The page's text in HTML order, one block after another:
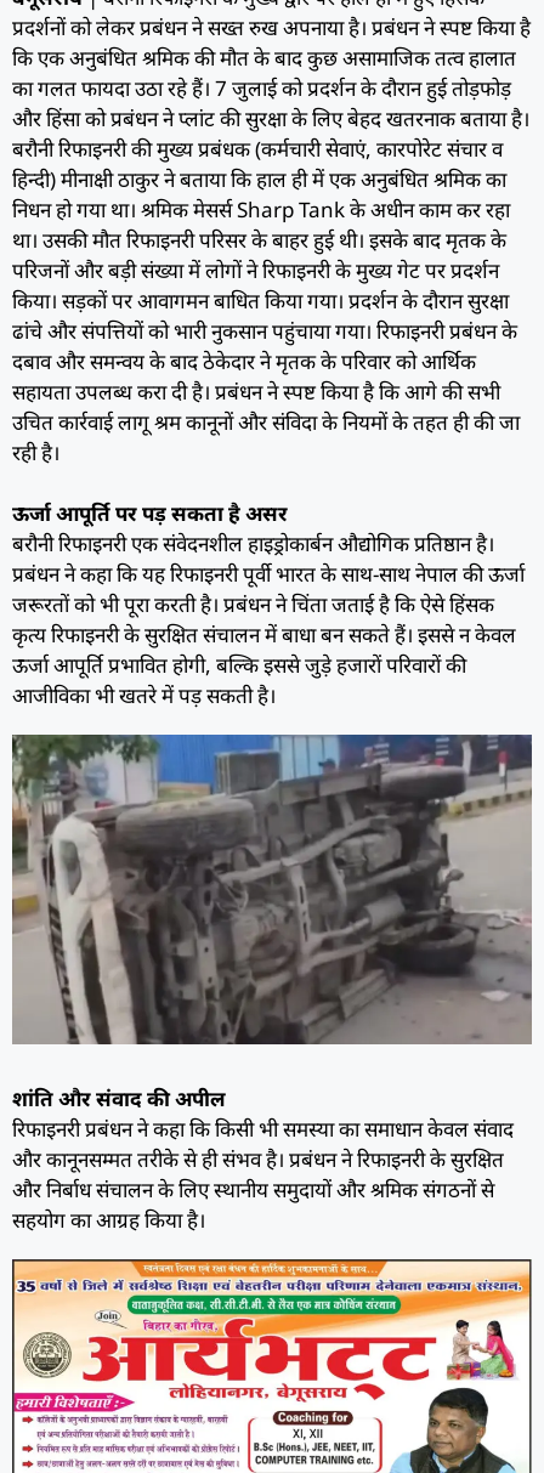
प्रदर्शनों को लेकर प्रबंधन ने सख्त रुख अपनाया है। प्रबंधन ने स्पष्ट किया है
कि एक अनुबंधित श्रमिक की मौत के बाद कुछ असामाजिक तत्व हालात
का गलत फायदा उठा रहे हैं। 7 जुलाई को प्रदर्शन के दौरान हुई तोड़फोड़
और हिंसा को प्रबंधन ने प्लांट की सुरक्षा के लिए बेहद खतरनाक बताया है।
बरौनी रिफाइनरी की मुख्य प्रबंधक (कर्मचारी सेवाएं, कारपोरेट संचार व
हिन्दी) मीनाक्षी ठाकुर ने बताया कि हाल ही में एक अनुबंधित श्रमिक का
निधन हो गया था। श्रमिक मेसर्स Sharp Tank के अधीन काम कर रहा
था। उसकी मौत रिफाइनरी परिसर के बाहर हुई थी। इसके बाद मृतक के
परिजनों और बड़ी संख्या में लोगों ने रिफाइनरी के मुख्य गेट पर प्रदर्शन
किया। सड़कों पर आवागमन बाधित किया गया। प्रदर्शन के दौरान सुरक्षा
ढांचे और संपत्तियों को भारी नुकसान पहुंचाया गया। रिफाइनरी प्रबंधन के
दबाव और समन्वय के बाद ठेकेदार ने मृतक के परिवार को आर्थिक
सहायता उपलब्ध करा दी है। प्रबंधन ने स्पष्ट किया है कि आगे की सभी
उचित कार्रवाई लागू श्रम कानूनों और संविदा के नियमों के तहत ही की जा
रही है।
ऊर्जा आपूर्ति पर पड़ सकता है असर
बरौनी रिफाइनरी एक संवेदनशील हाइड्रोकार्बन औद्योगिक प्रतिष्ठान है।
प्रबंधन ने कहा कि यह रिफाइनरी पूर्वी भारत के साथ-साथ नेपाल की ऊर्जा
जरूरतों को भी पूरा करती है। प्रबंधन ने चिंता जताई है कि ऐसे हिंसक
कृत्य रिफाइनरी के सुरक्षित संचालन में बाधा बन सकते हैं। इससे न केवल
ऊर्जा आपूर्ति प्रभावित होगी, बल्कि इससे जुड़े हजारों परिवारों की
आजीविका भी खतरे में पड़ सकती है।
शांति और संवाद की अपील
रिफाइनरी प्रबंधन ने कहा कि किसी भी समस्या का समाधान केवल संवाद
और कानूनसम्मत तरीके से ही संभव है। प्रबंधन ने रिफाइनरी के सुरक्षित
और निर्बाध संचालन के लिए स्थानीय समुदायों और श्रमिक संगठनों से
सहयोग का आग्रह किया है।